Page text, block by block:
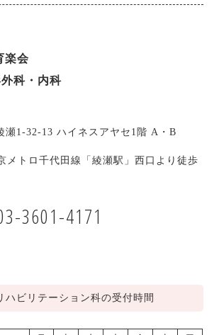
楽会
科・内科
瀬1-32-13 ハイネスアヤセ1階 A・B
メトロ千代田線「綾瀬駅」西口より徒歩
3601-4171
ハビリテーション科の受付時間